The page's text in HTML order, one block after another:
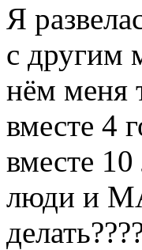
Я
с другим
нём меня
вместе 4
вместе
люди и